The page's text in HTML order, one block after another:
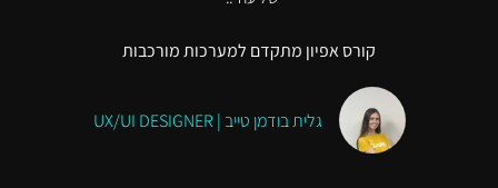
קורס אפיון מתקדם למערכות מורכבות
גלית בודמן טייב | UX/UI DESIGNER